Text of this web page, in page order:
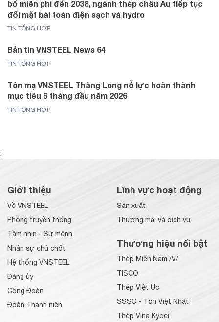
bổ miễn phí đến 2038, ngành thép châu Âu tiếp tục
đối mặt bài toán điện sạch và hydro
TIN TỔNG HỢP
Bản tin VNSTEEL News 64
TIN TỔNG HỢP
Tôn mạ VNSTEEL Thăng Long nỗ lực hoàn thành
mục tiêu 6 tháng đầu năm 2026
TIN TỔNG HỢP
;
Giới thiệu
Về VNSTEEL
Phòng truyền thống
Tầm nhìn - Sứ mệnh
Nhân sự chủ chốt
Hệ thống VNSTEEL
Đảng ủy
Công Đoàn
Đoàn Thanh niên
Lĩnh vực hoạt động
Sản xuất
Thương mại và dịch vụ
Thương hiệu nổi bật
Thép Miền Nam /V/
TISCO
Thép Việt Úc
SSSC - Tôn Việt Nhật
Thép Vina Kyoei